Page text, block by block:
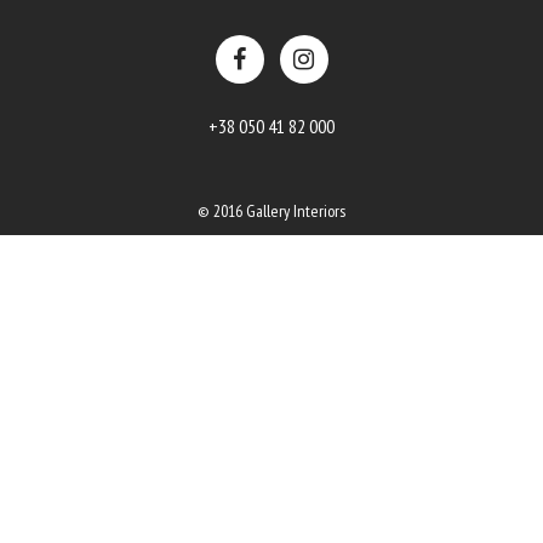
+38 050 41 82 000
© 2016 Gallery Interiors